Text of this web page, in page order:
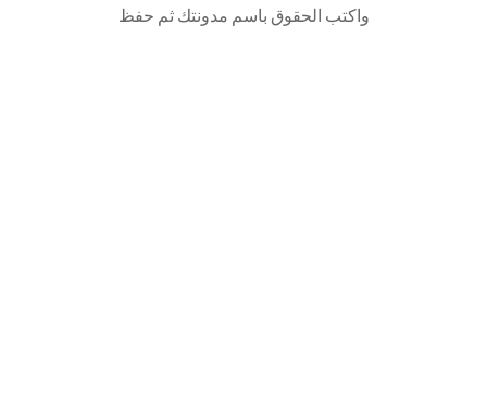
واكتب الحقوق باسم مدونتك ثم حفظ